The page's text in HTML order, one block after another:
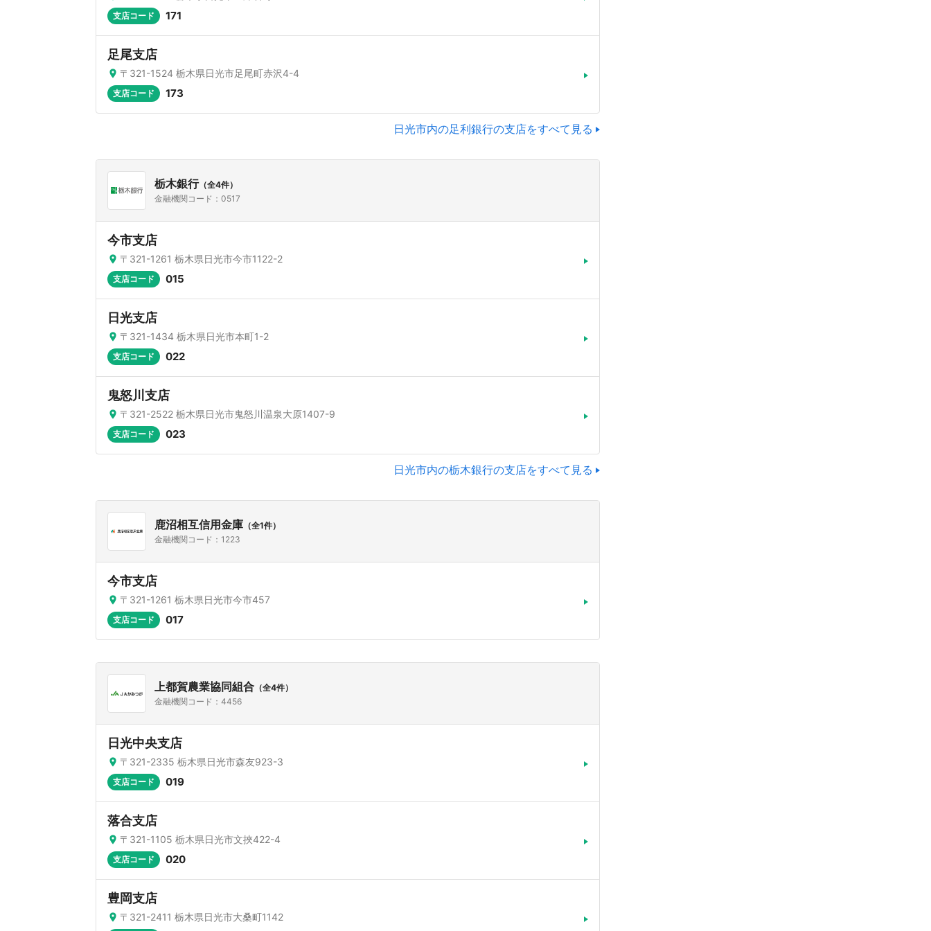
支店コード 171
足尾支店
〒321-1524 栃木県日光市足尾町赤沢4-4
支店コード 173
日光市内の足利銀行の支店をすべて見る
栃木銀行（全4件）
金融機関コード：0517
今市支店
〒321-1261 栃木県日光市今市1122-2
支店コード 015
日光支店
〒321-1434 栃木県日光市本町1-2
支店コード 022
鬼怒川支店
〒321-2522 栃木県日光市鬼怒川温泉大原1407-9
支店コード 023
日光市内の栃木銀行の支店をすべて見る
鹿沼相互信用金庫 （全1件）
金融機関コード：1223
今市支店
〒321-1261 栃木県日光市今市457
支店コード 017
上都賀農業協同組合 （全4件）
金融機関コード：4456
日光中央支店
〒321-2335 栃木県日光市森友923-3
支店コード 019
落合支店
〒321-1105 栃木県日光市文挾422-4
支店コード 020
豊岡支店
〒321-2411 栃木県日光市大桑町1142